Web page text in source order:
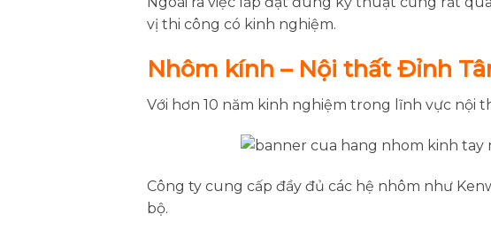
vị thi công có kinh nghiệm.
Nhôm kính – Nội thất Đỉnh
Với hơn 10 năm kinh nghiệm trong lĩnh vực nội
Công ty cung cấp đầy đủ các hệ nhôm như
bộ.